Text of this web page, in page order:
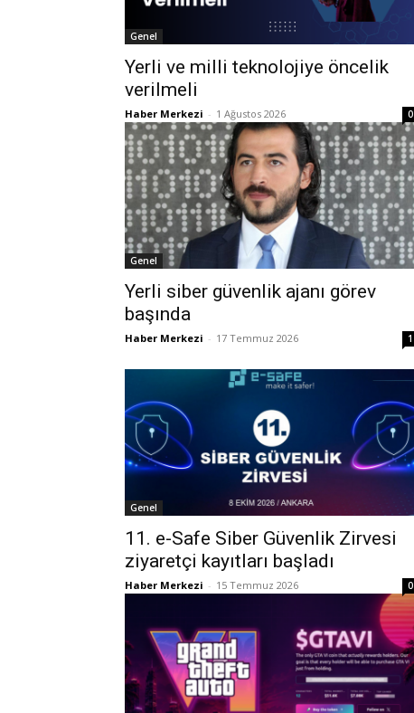
Genel
Yerli ve milli teknolojiye öncelik
verilmeli
Haber Merkezi - 1 Ağustos 2026 0
Genel
Yerli siber güvenlik ajanı görev
başında
Haber Merkezi - 17 Temmuz 2026 1
Genel
11. e-Safe Siber Güvenlik Zirvesi
ziyaretçi kayıtları başladı
Haber Merkezi - 15 Temmuz 2026 0